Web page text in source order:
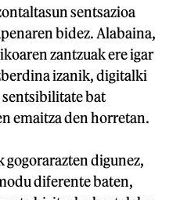
sentsazioa
bidez. Alabaina,
zantzuak ere igar
izanik, digitalki
bat
emaitza den horretan.
digunez,
diferente baten,